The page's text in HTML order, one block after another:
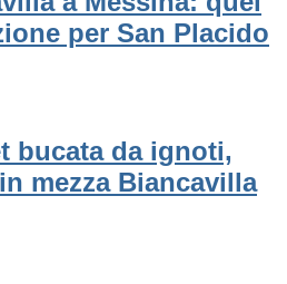
per San Placido
bucata da ignoti,
mezza Biancavilla